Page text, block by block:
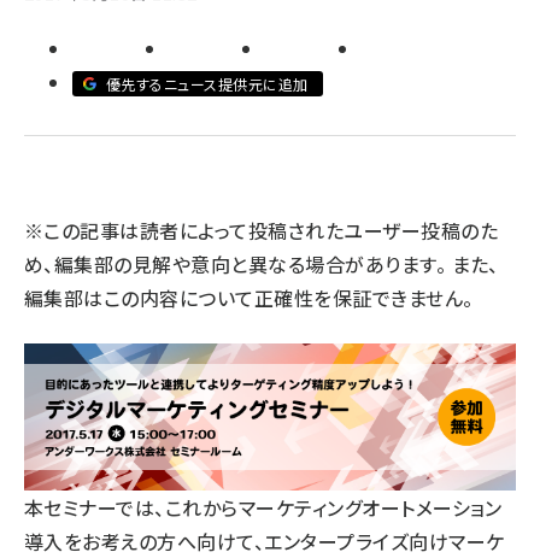
meo (1274)
優先するニュース提供元に追加
※この記事は読者によって投稿されたユーザー投稿のた
め、編集部の見解や意向と異なる場合があります。 また、
編集部はこの内容について正確性を保証できません。
本セミナーでは、これからマーケティングオートメーション
導入をお考えの方へ向けて、エンタープライズ向けマーケ